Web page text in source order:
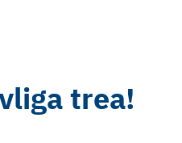
trea!